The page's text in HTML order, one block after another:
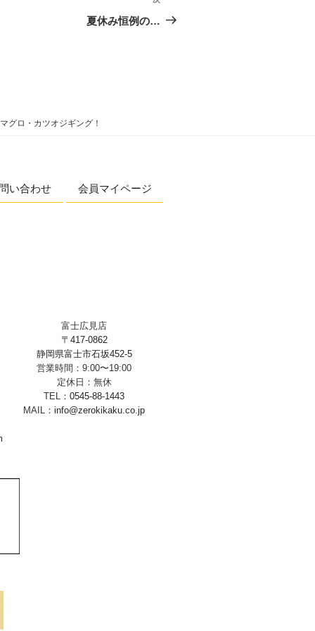
夏休み恒例の…
ロ・カツオジギング！
い合わせ 会員マイページ
富士広見店
〒417-0862
静岡県富士市石坂452-5
営業時間：9:00〜19:00
定休日：無休
TEL： 0545-88-1443
MAIL： info@zerokikaku.co.jp